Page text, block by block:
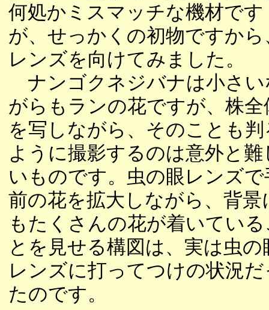
何処かミスマッチな機材です
が、せっかくの初物ですから
レンズを向けてみました。
ナンゴクネジバナは小さい
がらもランの花ですが、株全
を写しながら、そのことも判
ように撮影するのは意外と難
いものです。虫の眼レンズで
前の花を拡大しながら、背景
もたくさんの花が着いてい
とを見せる構図は、実は虫の
レンズに打ってつけの状況だ
たのです。